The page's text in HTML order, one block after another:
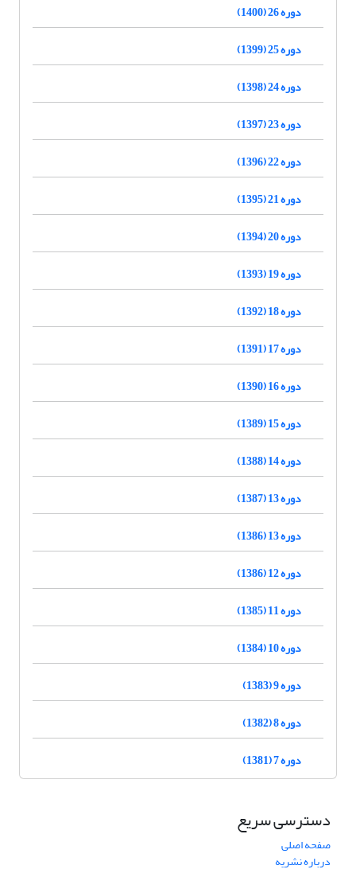
دوره 26 (1400)
دوره 25 (1399)
دوره 24 (1398)
دوره 23 (1397)
دوره 22 (1396)
دوره 21 (1395)
دوره 20 (1394)
دوره 19 (1393)
دوره 18 (1392)
دوره 17 (1391)
دوره 16 (1390)
دوره 15 (1389)
دوره 14 (1388)
دوره 13 (1387)
دوره 13 (1386)
دوره 12 (1386)
دوره 11 (1385)
دوره 10 (1384)
دوره 9 (1383)
دوره 8 (1382)
دوره 7 (1381)
دسترسی سریع
صفحه اصلی
درباره نشریه